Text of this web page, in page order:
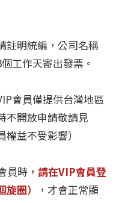
註明統編，公司名稱
工作天寄出發票。
會員僅提供台灣地區
不開放申請敬請見
益不受影響）
員時， 請在VIP會員登
圈）
，才會正常顯